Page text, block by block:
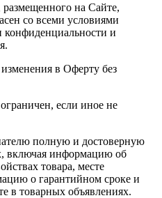
размещенного на Сайте,
со всеми условиями
и
в Оферту без
если иное не
полную и достоверную
включая информацию об
товара, месте
о гарантийном сроке и
в товарных объявлениях.